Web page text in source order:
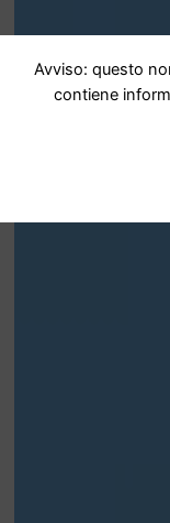
Avviso: questo
contiene